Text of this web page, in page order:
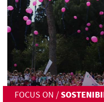
FOCUS ON /